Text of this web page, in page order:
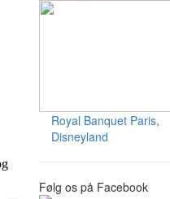
Royal Banquet Paris,
Disneyland
Følg os på Facebook